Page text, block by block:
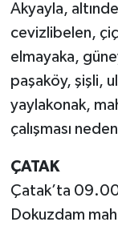
Akyayla,
cevizlibelen,
elmayaka,
paşaköy, şişli,
yaylakonak,
çalışması
ÇATAK
Çatak’ta
Dokuzdam